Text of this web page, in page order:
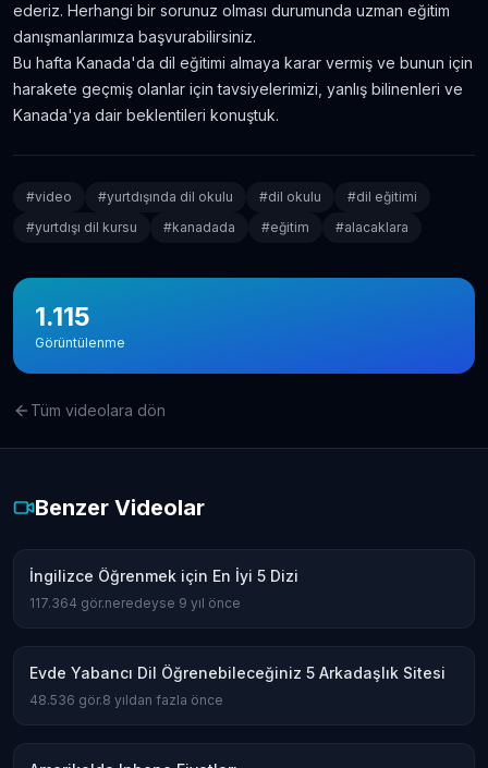
ederiz. Herhangi bir sorunuz olması durumunda uzman eğitim
danışmanlarımıza başvurabilirsiniz.
Bu hafta Kanada'da dil eğitimi almaya karar vermiş ve bunun için
harakete geçmiş olanlar için tavsiyelerimizi, yanlış bilinenleri ve
Kanada'ya dair beklentileri konuştuk.
#video #yurtdışında dil okulu #dil okulu #dil eğitimi
#yurtdışı dil kursu #kanadada #eğitim #alacaklara
1.115
Görüntülenme
Tüm videolara dön
Benzer Videolar
İngilizce Öğrenmek için En İyi 5 Dizi
117.364 gör.neredeyse 9 yıl önce
Evde Yabancı Dil Öğrenebileceğiniz 5 Arkadaşlık Sitesi
48.536 gör.8 yıldan fazla önce